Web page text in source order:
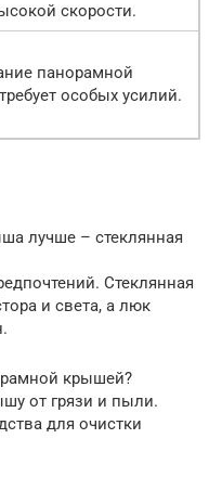
скорости.
панорамной
особых усилий.
лучше – стеклянная
Стеклянная
и света, а люк
крышей?
от грязи и пыли.
для очистки